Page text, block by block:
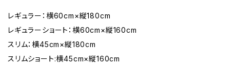
レギュラー：横60cm×縦180cm
レギュラーショート：横60cm×縦160cm
スリム：横45cm×縦180cm
スリムショート:横45cm×縦160cm